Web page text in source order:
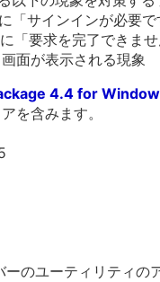
サインインが必要で
要求を完了できま
面が表示される現象
4.4 for
を含みます。
のユーティリティの